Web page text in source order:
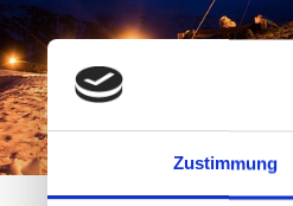
Zustimmung